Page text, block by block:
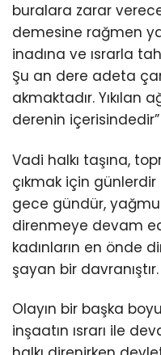
buralara zarar
demesine rağmen
inadına ve ısrarla
Şu an dere adeta
akmaktadır. Yıkılan
derenin
Vadi halkı taşına,
çıkmak için
gece gündür,
direnmeye devam
kadınların en önde
şayan bir davranıştır.
Olayın bir başka
inşaatın ısrarı ile